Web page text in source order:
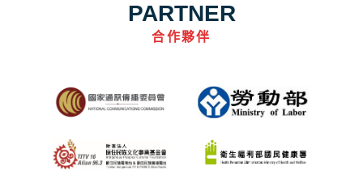
PARTNER
合作夥伴